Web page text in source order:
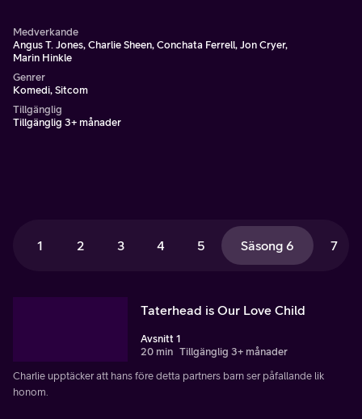
Medverkande
Angus T. Jones, Charlie Sheen, Conchata Ferrell, Jon Cryer,
Marin Hinkle
Genrer
Komedi, Sitcom
Tillgänglig
Tillgänglig 3+ månader
1 2 3 4 5 Säsong 6 7
Taterhead is Our Love Child
Avsnitt 1
20 min Tillgänglig 3+ månader
Charlie upptäcker att hans före detta partners barn ser påfallande lik
honom.